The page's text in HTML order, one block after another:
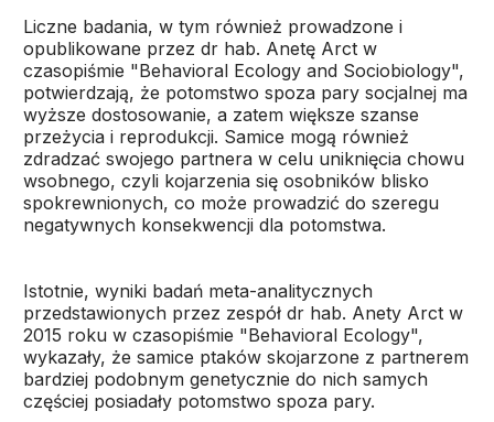
Liczne badania, w tym również prowadzone i
opublikowane przez dr hab. Anetę Arct w
czasopiśmie "Behavioral Ecology and Sociobiology",
potwierdzają, że potomstwo spoza pary socjalnej ma
wyższe dostosowanie, a zatem większe szanse
przeżycia i reprodukcji. Samice mogą również
zdradzać swojego partnera w celu uniknięcia chowu
wsobnego, czyli kojarzenia się osobników blisko
spokrewnionych, co może prowadzić do szeregu
negatywnych konsekwencji dla potomstwa.
Istotnie, wyniki badań meta-analitycznych
przedstawionych przez zespół dr hab. Anety Arct w
2015 roku w czasopiśmie "Behavioral Ecology",
wykazały, że samice ptaków skojarzone z partnerem
bardziej podobnym genetycznie do nich samych
częściej posiadały potomstwo spoza pary.